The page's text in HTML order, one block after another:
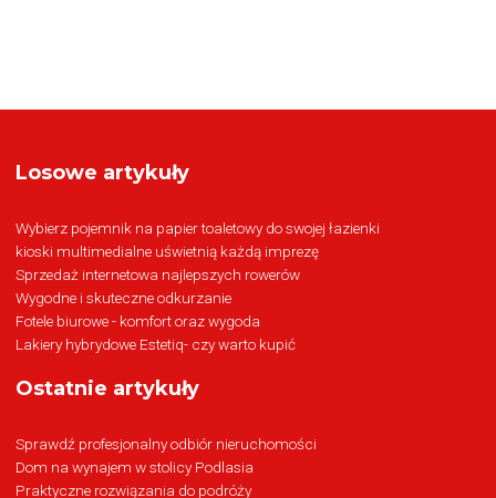
Losowe artykuły
Wybierz pojemnik na papier toaletowy do swojej łazienki
kioski multimedialne uświetnią każdą imprezę
Sprzedaż internetowa najlepszych rowerów
Wygodne i skuteczne odkurzanie
Fotele biurowe - komfort oraz wygoda
Lakiery hybrydowe Estetiq- czy warto kupić
Ostatnie artykuły
Sprawdź profesjonalny odbiór nieruchomości
Dom na wynajem w stolicy Podlasia
Praktyczne rozwiązania do podróży